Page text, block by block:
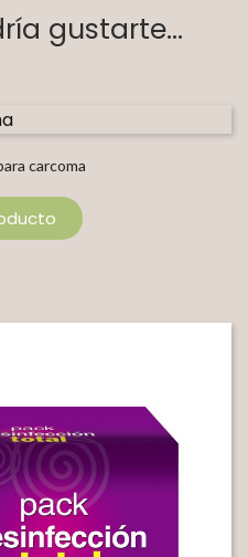
gustarte...
carcoma